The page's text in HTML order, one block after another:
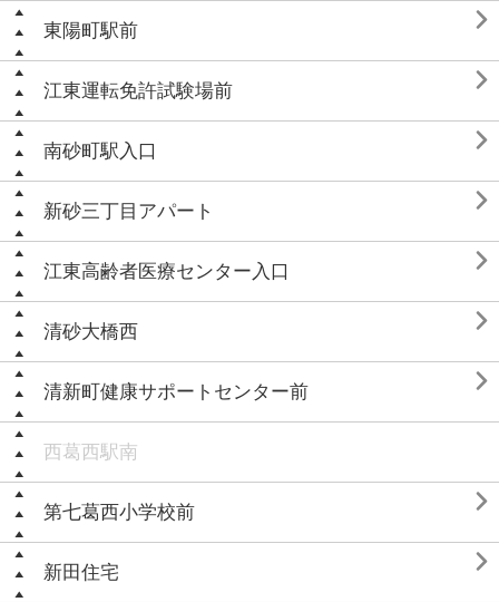
東陽町駅前 
江東運転免許試験場前 
南砂町駅入口 
新砂三丁目アパート 
江東高齢者医療センター入口 
清砂大橋西 
清新町健康サポートセンター前 
西葛西駅南
第七葛西小学校前 
新田住宅 